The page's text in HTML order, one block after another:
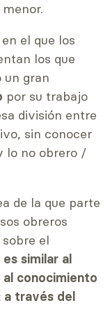
el que los
los que
un gran
por su trabajo
división entre
sin conocer
lo no obrero /
de la que parte
obreros
el
es similar al
conocimiento
a través del